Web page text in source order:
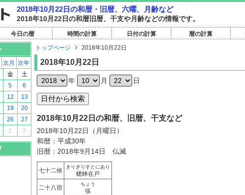
2018年10月22日の和暦・旧暦、六曜、月齢など
2018年10月22日の和暦旧暦、干支や月齢などの情報です。
今日の暦 時間の計算 日付の計算 暦の計算
次月
次年
金
土
5
6
12
13
19
20
26
27
2 3
トップページ 2018年10月22日
2018年10月22日
年 月 日
2018年10月22日の和暦、旧暦、干支など
2018年10月22日（月曜日）
和暦：平成30年
旧暦：2018年9月14日 仏滅
七十二候
きりぎりすとにあり
蟋蟀在戸
二十八宿
ちょう
張